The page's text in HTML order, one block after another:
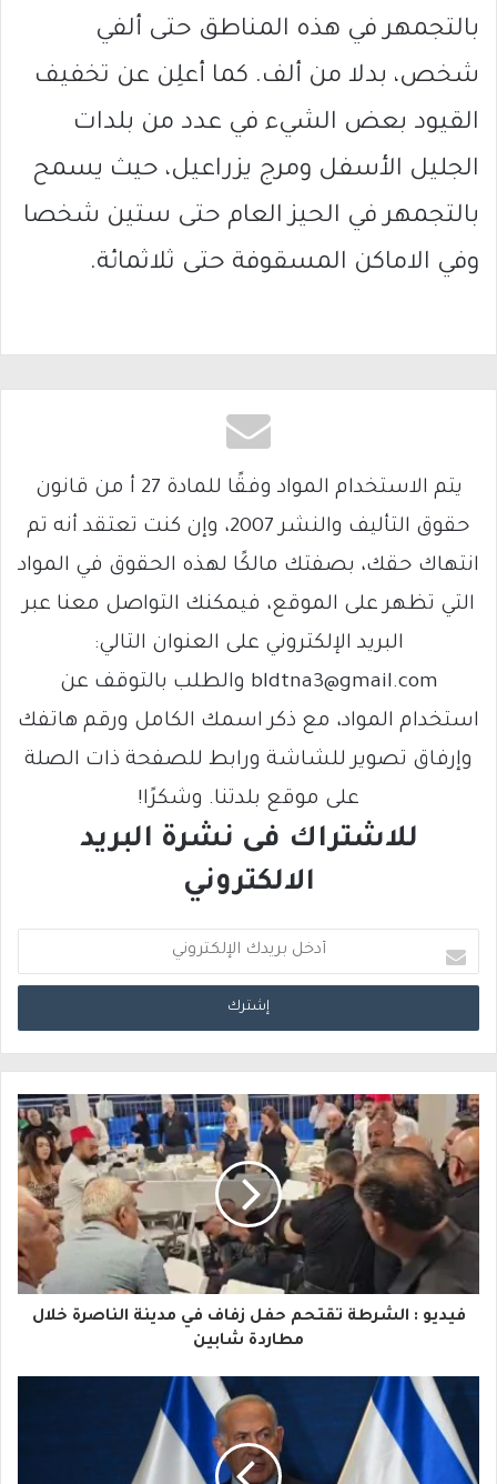
بالتجمهر في هذه المناطق حتى ألفي
شخص، بدلا من ألف. كما أعلِن عن تخفيف
القيود بعض الشيء في عدد من بلدات
الجليل الأسفل ومرج يزراعيل، حيث يسمح
بالتجمهر في الحيز العام حتى ستين شخصا
وفي الاماكن المسقوفة حتى ثلاثمائة.
يتم الاستخدام المواد وفقًا للمادة 27 أ من قانون
حقوق التأليف والنشر 2007، وإن كنت تعتقد أنه تم
انتهاك حقك، بصفتك مالكًا لهذه الحقوق في المواد
التي تظهر على الموقع، فيمكنك التواصل معنا عبر
البريد الإلكتروني على العنوان التالي:
bldtna3@gmail.com والطلب بالتوقف عن
استخدام المواد، مع ذكر اسمك الكامل ورقم هاتفك
وإرفاق تصوير للشاشة ورابط للصفحة ذات الصلة
على موقع بلدتنا. وشكرًا!
للاشتراك فى نشرة البريد
الالكتروني
د
خ
ب
ر
ي
ا
إ
ك
فيديو : الشرطة تقتحم حفل زفاف في مدينة الناصرة خلال
مطاردة شابين